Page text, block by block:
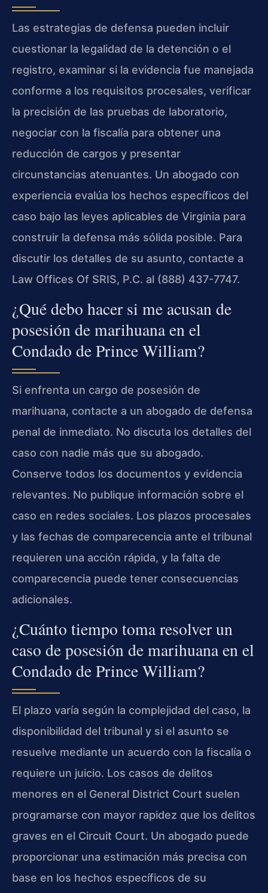
Las estrategias de defensa pueden incluir
cuestionar la legalidad de la detención o el
registro, examinar si la evidencia fue manejada
conforme a los requisitos procesales, verificar
la precisión de las pruebas de laboratorio,
negociar con la fiscalía para obtener una
reducción de cargos y presentar
circunstancias atenuantes. Un abogado con
experiencia evalúa los hechos específicos del
caso bajo las leyes aplicables de Virginia para
construir la defensa más sólida posible. Para
discutir los detalles de su asunto, contacte a
Law Offices Of SRIS, P.C. al (888) 437-7747.
¿Qué debo hacer si me acusan de
posesión de marihuana en el
Condado de Prince William?
Si enfrenta un cargo de posesión de
marihuana, contacte a un abogado de defensa
penal de inmediato. No discuta los detalles del
caso con nadie más que su abogado.
Conserve todos los documentos y evidencia
relevantes. No publique información sobre el
caso en redes sociales. Los plazos procesales
y las fechas de comparecencia ante el tribunal
requieren una acción rápida, y la falta de
comparecencia puede tener consecuencias
adicionales.
¿Cuánto tiempo toma resolver un
caso de posesión de marihuana en el
Condado de Prince William?
El plazo varía según la complejidad del caso, la
disponibilidad del tribunal y si el asunto se
resuelve mediante un acuerdo con la fiscalía o
requiere un juicio. Los casos de delitos
menores en el General District Court suelen
programarse con mayor rapidez que los delitos
graves en el Circuit Court. Un abogado puede
proporcionar una estimación más precisa con
base en los hechos específicos de su